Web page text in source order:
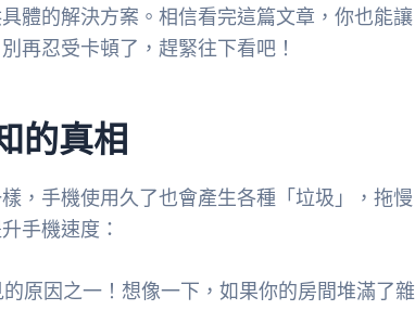
體的解決方案。相信看完這篇文章，你也能讓
再忍受卡頓了，趕緊往下看吧！
的真相
，手機使用久了也會產生各種「垃圾」，拖慢
手機速度：
原因之一！想像一下，如果你的房間堆滿了雜